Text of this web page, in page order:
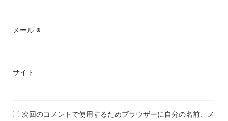
メール ※
サイト
次回のコメントで使用するためブラウザーに自分の名前、メ